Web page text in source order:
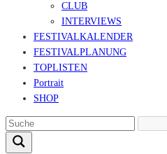
CLUB
INTERVIEWS
FESTIVALKALENDER
FESTIVALPLANUNG
TOPLISTEN
Portrait
SHOP